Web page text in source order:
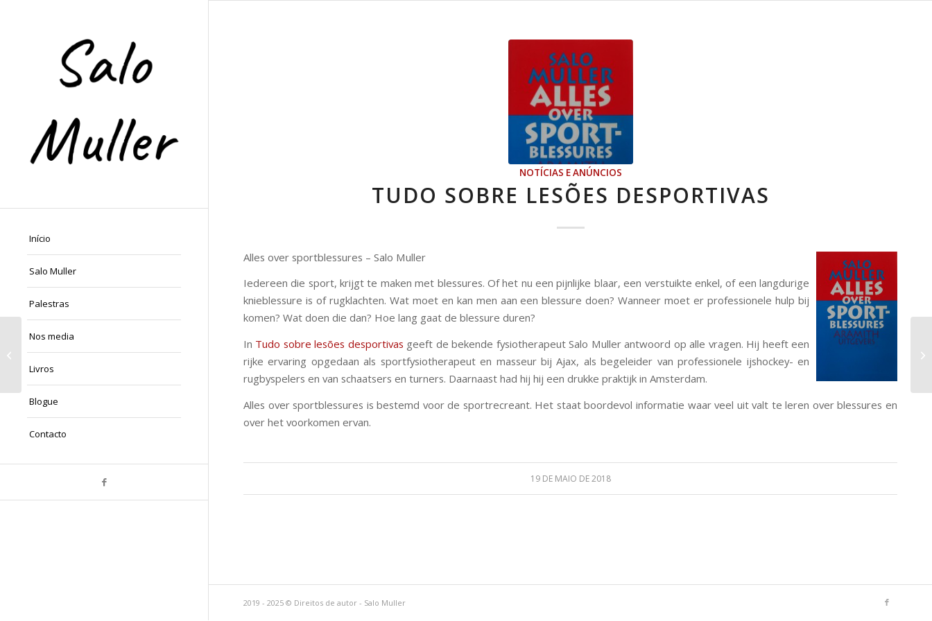
Início
Salo Muller
Palestras
Nos media
Livros
Blogue
Contacto
NOTÍCIAS E ANÚNCIOS
TUDO SOBRE LESÕES DESPORTIVAS
Alles over sportblessures – Salo Muller
Iedereen die sport, krijgt te maken met blessures. Of het nu een pijnlijke blaar, een verstuikte enkel, of een langdurige
knieblessure is of rugklachten. Wat moet en kan men aan een blessure doen? Wanneer moet er professionele hulp bij
komen? Wat doen die dan? Hoe lang gaat de blessure duren?
In Tudo sobre lesões desportivas geeft de bekende fysiotherapeut Salo Muller antwoord op alle vragen. Hij heeft een
rijke ervaring opgedaan als sportfysiotherapeut en masseur bij Ajax, als begeleider van professionele ijshockey- en
rugbyspelers en van schaatsers en turners. Daarnaast had hij hij een drukke praktijk in Amsterdam.
Alles over sportblessures is bestemd voor de sportrecreant. Het staat boordevol informatie waar veel uit valt te leren over blessures en
over het voorkomen ervan.
19 DE MAIO DE 2018
2019 - 2025 © Direitos de autor - Salo Muller